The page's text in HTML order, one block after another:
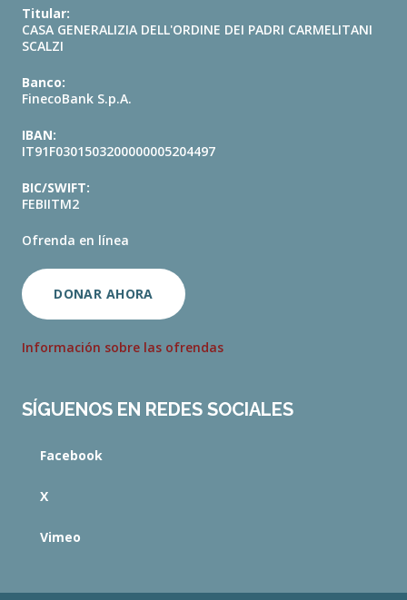
Titular:
CASA GENERALIZIA DELL'ORDINE DEI PADRI CARMELITANI
SCALZI
Banco:
FinecoBank S.p.A.
IBAN:
IT91F0301503200000005204497
BIC/SWIFT:
FEBIITM2
Ofrenda en línea
DONAR AHORA
Información sobre las ofrendas
SÍGUENOS EN REDES SOCIALES
Facebook
X
Vimeo